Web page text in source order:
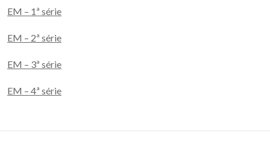
EM – 1ª série
EM – 2ª série
EM – 3ª série
EM – 4ª série